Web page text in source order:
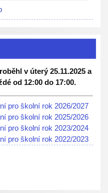
v úterý 25.11.2025 a
od 12:00 do 17:00.
pro školní rok 2026/2027
pro školní rok 2025/2026
pro školní rok 2023/2024
pro školní rok 2022/2023